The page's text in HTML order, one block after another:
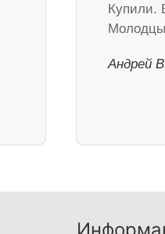
Купили.
Андрей